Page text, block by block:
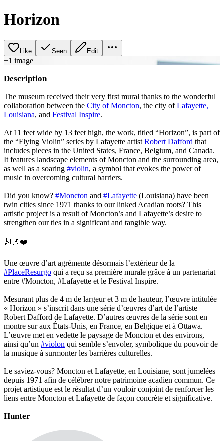
Horizon
Like Seen Edit
+1 image
Description
The museum received their very first mural thanks to the wonderful
collaboration between the City of Moncton, the city ofLafayette,
Louisiana, and Festival Inspire.
At 11 feet wide by 13 feet high, the work, titled “Horizon”, is part of
the “Flying Violin” series by Lafayette artist Robert Dafford that
includes pieces in the United States, France, Belgium, and Canada.
It features landscape elements of Moncton and the surrounding area,
as well as a soaring #violin, a symbol that evokes the power of
music in overcoming cultural barriers.
Did you know? #Moncton and #Lafayette (Louisiana) have been
twin cities since 1971 thanks to our linked Acadian roots? This
artistic project is a result of Moncton’s and Lafayette’s desire to
strengthen our ties in a significant and tangible way.
🎻🎶❤️
Une œuvre d’art agrémente désormais l’extérieur de la
#PlaceResurgo qui a reçu sa première murale grâce à un partenariat
entre #Moncton, #Lafayette et le Festival Inspire.
Mesurant plus de 4 m de largeur et 3 m de hauteur, l’œuvre intitulée
« Horizon » s’inscrit dans une série d’œuvres d’art de l’artiste
Robert Dafford de Lafayette. D’autres œuvres de la série sont en
montre sur aux États-Unis, en France, en Belgique et à Ottawa.
L’œuvre met en vedette le paysage de Moncton et des environs,
ainsi qu’un #violon qui semble s’envoler, symbolique du pouvoir de
la musique à surmonter les barrières culturelles.
Le saviez-vous? Moncton et Lafayette, en Louisiane, sont jumelées
depuis 1971 afin de célébrer notre patrimoine acadien commun. Ce
projet artistique est le résultat d’un vouloir conjoint de renforcer les
liens entre Moncton et Lafayette de façon concrète et significative.
Hunter